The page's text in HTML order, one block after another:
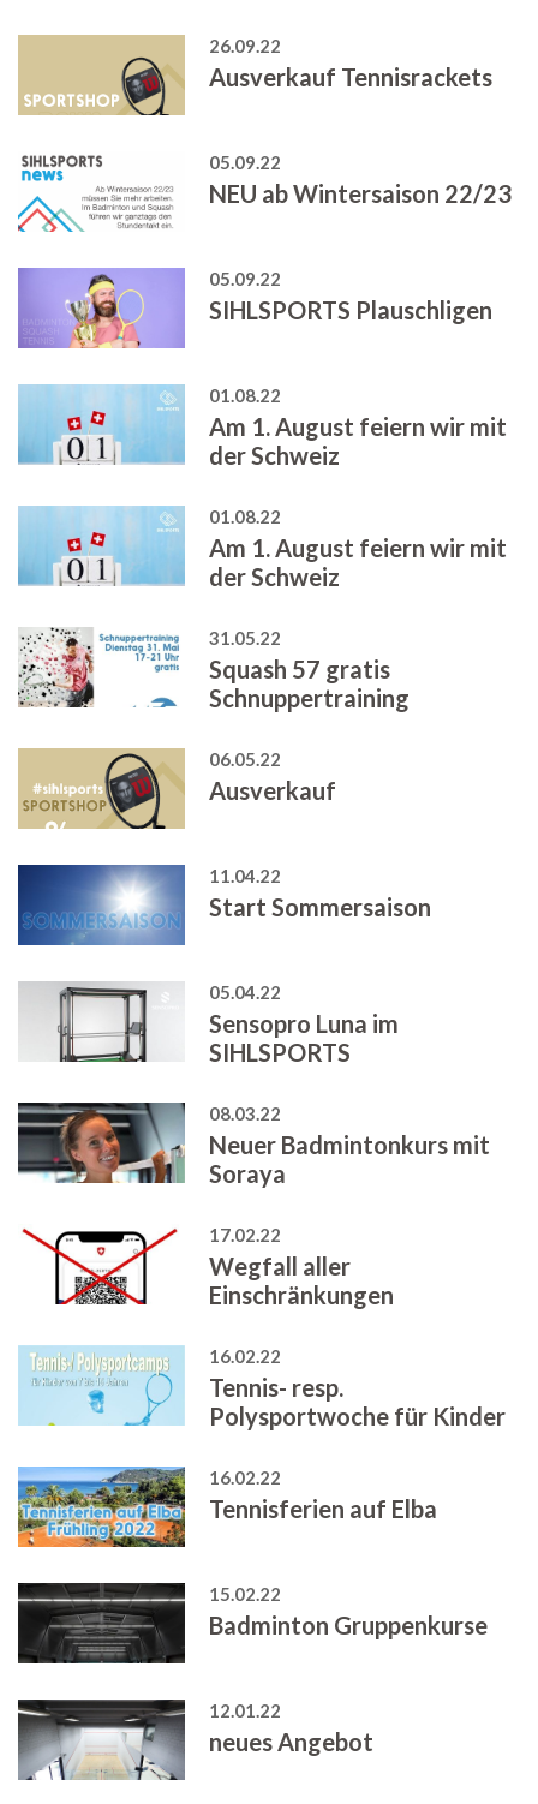
26.09.22
Ausverkauf Tennisrackets
05.09.22
NEU ab Wintersaison 22/23
05.09.22
SIHLSPORTS Plauschligen
01.08.22
Am 1. August feiern wir mit
der Schweiz
01.08.22
Am 1. August feiern wir mit
der Schweiz
31.05.22
Squash 57 gratis
Schnuppertraining
06.05.22
Ausverkauf
11.04.22
Start Sommersaison
05.04.22
Sensopro Luna im
SIHLSPORTS
08.03.22
Neuer Badmintonkurs mit
Soraya
17.02.22
Wegfall aller
Einschränkungen
16.02.22
Tennis- resp.
Polysportwoche für Kinder
16.02.22
Tennisferien auf Elba
15.02.22
Badminton Gruppenkurse
12.01.22
neues Angebot